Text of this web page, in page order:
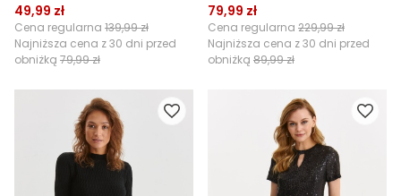
49,99 zł
Cena regularna 139,99 zł
Najniższa cena z 30 dni przed
obniżką 79,99 zł
79,99 zł
Cena regularna 229,99 zł
Najniższa cena z 30 dni przed
obniżką 89,99 zł